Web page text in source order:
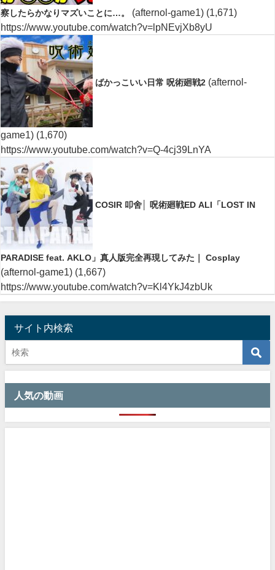
察したらかなりマズいことに…。 (afternol-game1) (1,671)
https://www.youtube.com/watch?v=lpNEvjXb8yU
ばかっこいい日常 呪術廻戦2 (afternol-
game1) (1,670)
https://www.youtube.com/watch?v=Q-4cj39LnYA
COSIR 叩舍│ 呪術廻戦ED ALI「LOST IN
PARADISE feat. AKLO」真人版完全再現してみた｜ Cosplay
(afternol-game1) (1,667)
https://www.youtube.com/watch?v=Kl4YkJ4zbUk
サイト内検索
人気の動画